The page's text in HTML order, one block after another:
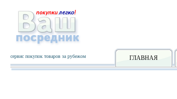
сервис покупок товаров за рубежом ГЛАВНАЯ